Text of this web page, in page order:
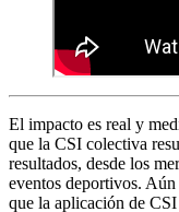
El impacto es real y
que la CSI colectiva
resultados, desde los
eventos deportivos.
que la aplicación de